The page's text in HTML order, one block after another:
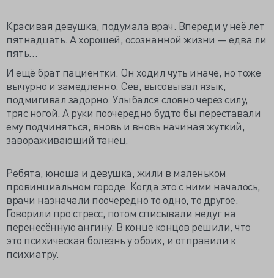
Красивая девушка, подумала врач. Впереди у неё лет
пятнадцать. А хорошей, осознанной жизни — едва ли
пять…
И ещё брат пациентки. Он ходил чуть иначе, но тоже
вычурно и замедленно. Сев, высовывал язык,
подмигивал задорно. Улыбался словно через силу,
тряс ногой. А руки поочередно будто бы переставали
ему подчиняться, вновь и вновь начиная жуткий,
завораживающий танец.
Ребята, юноша и девушка, жили в маленьком
провинциальном городе. Когда это с ними началось,
врачи назначали поочередно то одно, то другое.
Говорили про стресс, потом списывали недуг на
перенесённую ангину. В конце концов решили, что
это психическая болезнь у обоих, и отправили к
психиатру.